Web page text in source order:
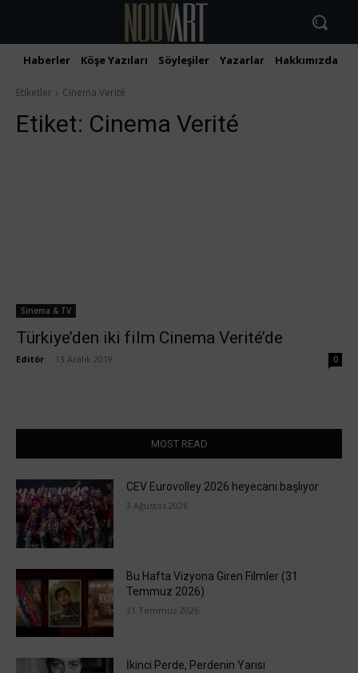
Haberler Köşe Yazıları Söyleşiler Yazarlar Hakkımızda
Etiketler Cinema Verité
Etiket: Cinema Verité
Sinema & TV
Türkiye’den iki film Cinema Verité’de
Editör 13 Aralık 2019 0
MOST READ
CEV Eurovolley 2026 heyecanı başlıyor
3 Ağustos 2026
Bu Hafta Vizyona Giren Filmler (31
Temmuz 2026)
31 Temmuz 2026
İkinci Perde, Perdenin Yarısı